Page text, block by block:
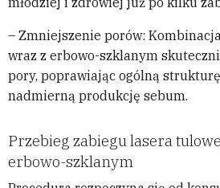
– Zmniejszenie porów:
wraz z erbowo-szklanym
pory, poprawiając ogólną
nadmierną produkcję sebum.
Przebieg zabiegu lasera
erbowo-szklanym